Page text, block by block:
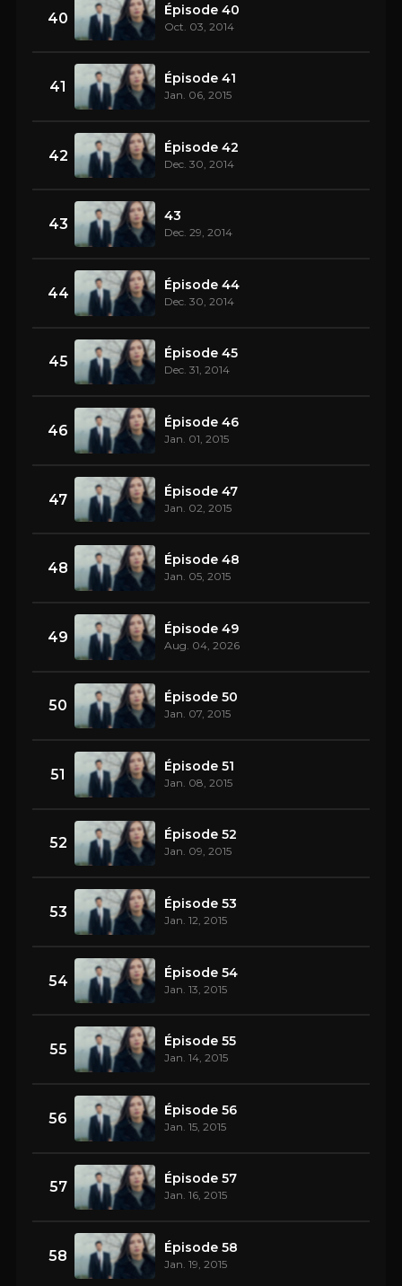
40 Épisode 40
Oct. 03, 2014
41 Épisode 41
Jan. 06, 2015
42 Épisode 42
Dec. 30, 2014
43 43
Dec. 29, 2014
44 Épisode 44
Dec. 30, 2014
45 Épisode 45
Dec. 31, 2014
46 Épisode 46
Jan. 01, 2015
47 Épisode 47
Jan. 02, 2015
48 Épisode 48
Jan. 05, 2015
49 Épisode 49
Aug. 04, 2026
50 Épisode 50
Jan. 07, 2015
51 Épisode 51
Jan. 08, 2015
52 Épisode 52
Jan. 09, 2015
53 Épisode 53
Jan. 12, 2015
54 Épisode 54
Jan. 13, 2015
55 Épisode 55
Jan. 14, 2015
56 Épisode 56
Jan. 15, 2015
57 Épisode 57
Jan. 16, 2015
58 Épisode 58
Jan. 19, 2015